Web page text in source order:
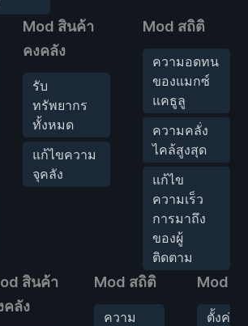
Mod สินค้า
คงคลัง
รับ
ทรัพยากร
ทั้งหมด
แก้ไขความ
จุคลัง
Mod สถิติ
ความอดทน
ของแมกซ์
แคธูลู
ความคลั่ง
ไคล้สูงสุด
แก้ไข
ความเร็ว
การมาถึง
ของผู้
ติดตาม
สินค้า
คลัง
Mod สถิติ
ความ
Mod เ
ตั้งค่า